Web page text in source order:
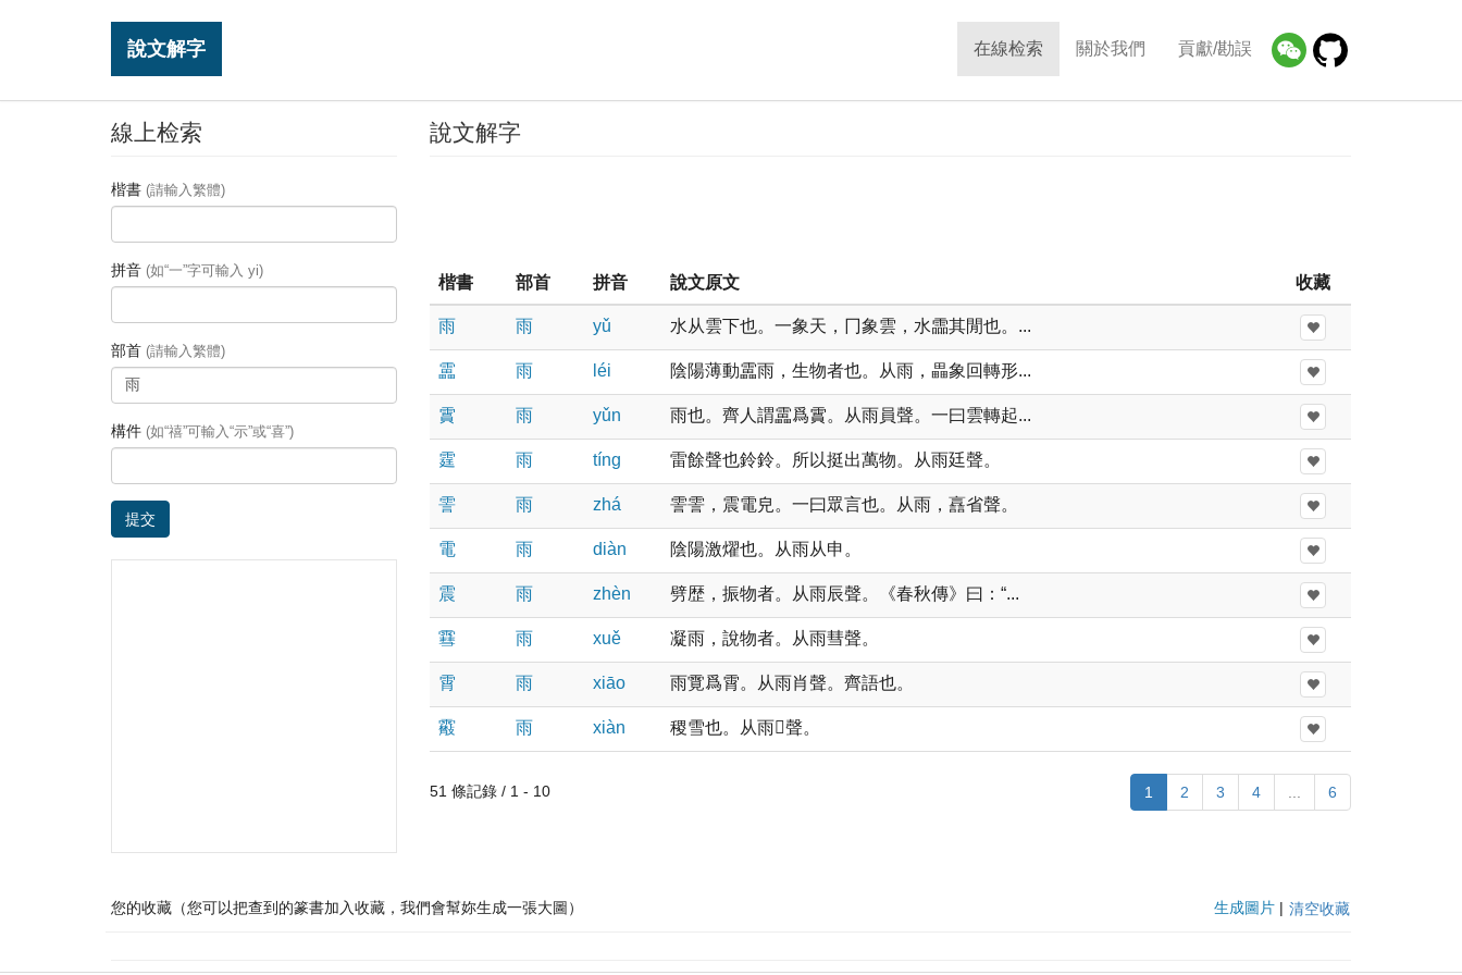
說文解字 在線检索 關於我們 貢獻/勘誤
說文解字
楷書 部首 拼音 說文原文 收藏
雨 雨 yǔ 水从雲下也。一象天，冂象雲，水霝其閒也。...
靁 雨 léi 陰陽薄動靁雨，生物者也。从雨，畾象回轉形...
霣 雨 yǔn 雨也。齊人謂靁爲霣。从雨員聲。一曰雲轉起...
霆 雨 tínɡ 雷餘聲也鈴鈴。所以挺出萬物。从雨廷聲。
霅 雨 zhá 霅霅，震電皃。一曰眾言也。从雨，譶省聲。
電 雨 diàn 陰陽激燿也。从雨从申。
震 雨 zhèn 劈歴，振物者。从雨辰聲。《春秋傳》曰：“...
䨮 雨 xuě 凝雨，說物者。从雨彗聲。
霄 雨 xiāo 雨䨘爲霄。从雨肖聲。齊語也。
䨷 雨 xiàn 稷雪也。从雨𢿱聲。
51 條記錄 / 1 - 10 1 2 3 4 6
線上检索
楷書 (請輸入繁體)
拼音 (如“一”字可輸入 yi)
部首 (請輸入繁體)
構件 (如“禧”可輸入“示”或“喜”)
提交
您的收藏（您可以把查到的篆書加入收藏，我們會幫妳生成一張大圖） 生成圖片 | 清空收藏